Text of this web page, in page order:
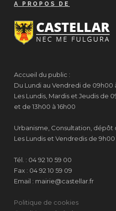
A PROPOS DE
Accueil du public :
Du Lundi au Vendredi de 09h00
Les Lundis, Mardis et Jeudis de
et de 13h00 à 16h00
Urbanisme, Consultation, dépôt
Les Lundis et Vendredis de 9h00
Tél. : 04 92 10 59 00
Fax : 04 92 10 59 09
Email : mairie@castellar.fr
Politique de cookies